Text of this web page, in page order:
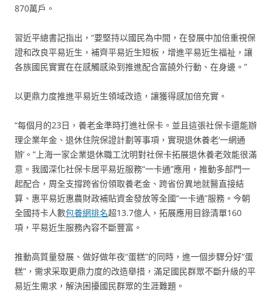
870萬戶。
習近平總書記指出，“要堅持以國民為中間，在發展中加倍重視保
證和改良平易近生，補齊平易近生短板，增進平易近生福祉，讓
各族國民實實在在感觸感染到推進配合富饒外行動、在身邊。”
以更鼎力度推進平易近生領域改造，讓獲得感加倍充實。
“每個月的23日，養老金準時打進社保卡。並且這張社保卡還能辦
理企業年金、退休住院保證計劃等事項，實現退休養老‘一網通
辦’。”上海一家企業退休職工沈明對社保卡拓展退休養老效能很滿
意。我國深化社保卡居平易近服務“一卡通”應用，推動多部門一
起配合，周全支撐跨省份領取養老金、跨省份異地就醫直接結
算、惠平易近惠農財政補貼資金發放等全國“一卡通”服務。今朝
全國持卡人數包養網排名超13.7億人，拓展應用目錄清單160
項，平易近生服務內容不斷豐富。
推動高質量發展、做好做年夜“蛋糕”的同時，進一個步驟分好“蛋
糕”，需求采取更鼎力度的改造舉措，滿足國民群眾不斷升級的平
易近生需求，解決困擾國民群眾的生涯難題。